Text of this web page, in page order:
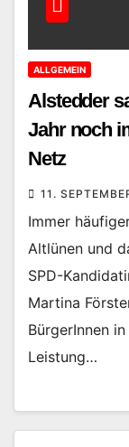
ALLGEMEIN
Alstedder
Jahr noch
Netz
11.
Immer
Altlünen und
SPD-
Martina
BürgerInnen
Leistung…